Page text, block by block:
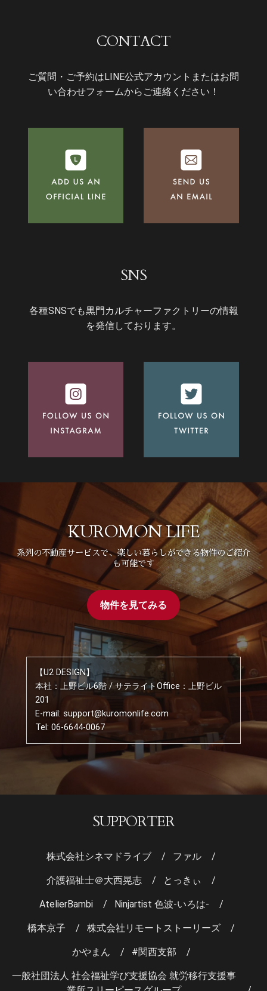
CONTACT
ご質問・ご予約はLINE公式アカウントまたはお問
い合わせフォームからご連絡ください！
SNS
各種SNSでも黒門カルチャーファクトリーの情報
を発信しております。
KUROMON LIFE
系列の不動産サービスで、楽しい暮らしができる物件のご紹介
も可能です
物件を見てみる
【U2 DESIGN】
本社：上野ビル6階 / サテライトOffice：上野ビル
201
E-mail: support@kuromonlife.com
Tel: 06-6644-0067
SUPPORTER
株式会社シネマドライブ ファル
介護福祉士＠大西晃志 とっきぃ
AtelierBambi Ninjartist 色波-いろは-
橋本京子 株式会社リモートストーリーズ
かやまん #関西支部
一般社団法人 社会福祉学び支援協会 就労移行支援事